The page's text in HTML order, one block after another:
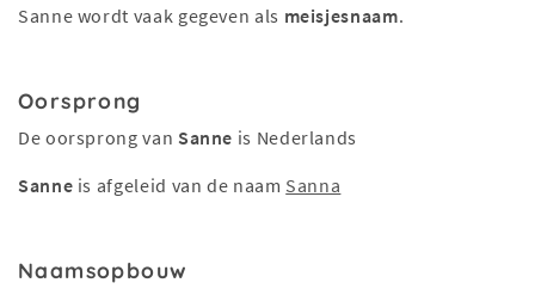
Sanne wordt vaak gegeven als meisjesnaam.
Oorsprong
De oorsprong van Sanne is Nederlands
Sanne is afgeleid van de naam Sanna
Naamsopbouw